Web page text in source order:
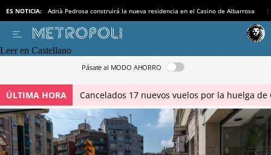
ES NOTICIA: Adrià Pedrosa construirá la nueva residencia en el Casino de Albarrosa
Leer en Castellano
Pásate al MODO AHORRO
ÚLTIMA HORA Cancelados 17 nuevos vuelos por la huelga